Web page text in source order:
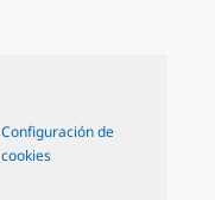
Configuración de
cookies